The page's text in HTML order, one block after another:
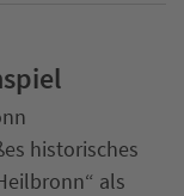
historisches
als